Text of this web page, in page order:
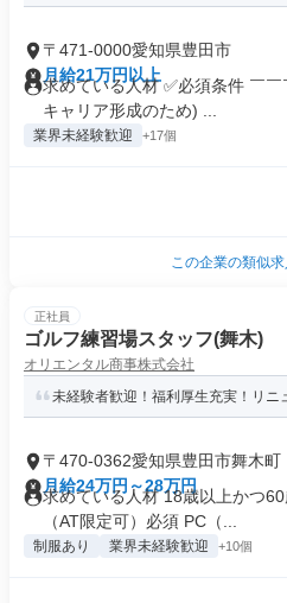
〒471-0000愛知県豊田市
月給21万円以上
求めている人材 ✅必須条件 ￣
キャリア形成のため) ...
業界未経験歓迎 +17個
この企業の類似
正社員
ゴルフ練習場スタッフ(舞木)
オリエンタル商事株式会社
未経験者歓迎！福利厚生充実！リニ
〒470-0362愛知県豊田市舞木町
月給24万円～28万円
求めている人材 18歳以上かつ
（AT限定可）必須 PC（...
制服あり 業界未経験歓迎 +10個